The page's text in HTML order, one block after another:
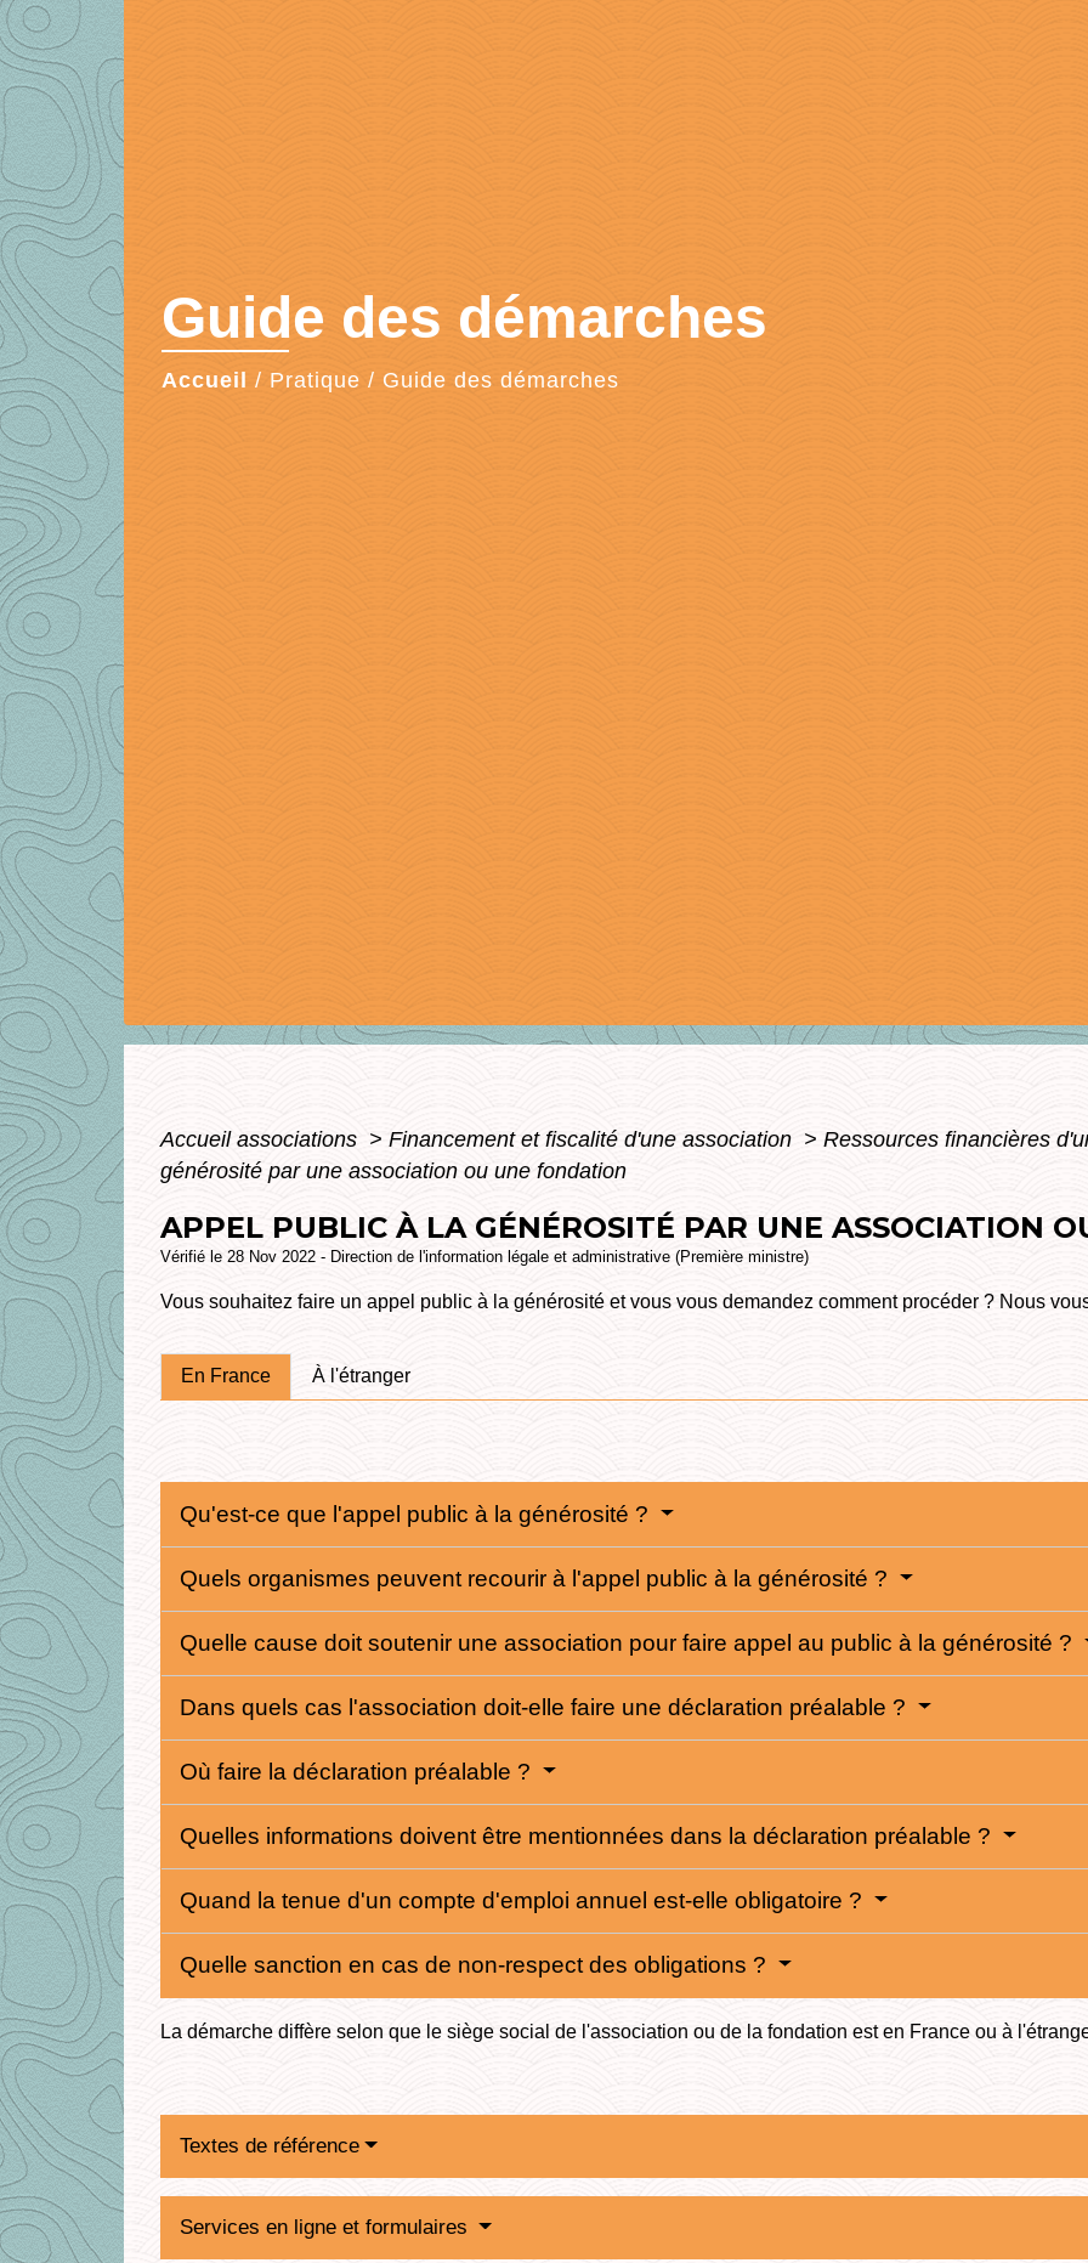
Guide des démarches
Accueil / Pratique / Guide des démarches
Accueil associations > Financement et fiscalité d'une association > Ressources financières
générosité par une association ou une fondation
APPEL PUBLIC À LA GÉNÉROSITÉ PAR UNE ASSOCIATION
Vérifié le 28 Nov 2022 - Direction de l'information légale et administrative (Première ministre)
Vous souhaitez faire un appel public à la générosité et vous vous demandez comment procéder ? Nous
En France À l'étranger
Qu'est-ce que l'appel public à la générosité ?
Quels organismes peuvent recourir à l'appel public à la générosité ?
Quelle cause doit soutenir une association pour faire appel au public à la générosité ?
Dans quels cas l'association doit-elle faire une déclaration préalable ?
Où faire la déclaration préalable ?
Quelles informations doivent être mentionnées dans la déclaration préalable ?
Quand la tenue d'un compte d'emploi annuel est-elle obligatoire ?
Quelle sanction en cas de non-respect des obligations ?
La démarche diffère selon que le siège social de l'association ou de la fondation est en France ou à
Textes de référence
Services en ligne et formulaires